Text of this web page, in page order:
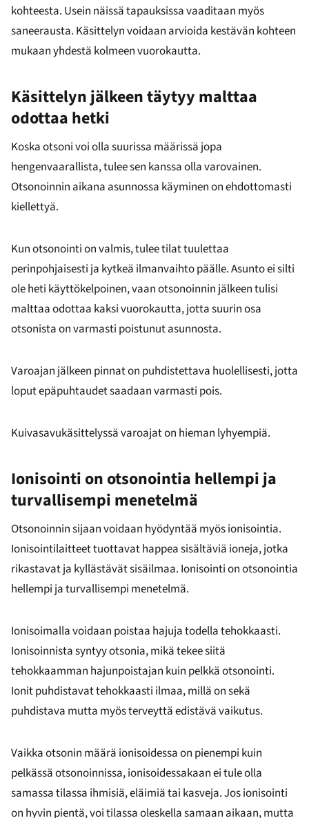
kohteesta. Usein näissä tapauksissa vaaditaan myös
saneerausta. Käsittelyn voidaan arvioida kestävän kohteen
mukaan yhdestä kolmeen vuorokautta.
Käsittelyn jälkeen täytyy malttaa
odottaa hetki
Koska otsoni voi olla suurissa määrissä jopa
hengenvaarallista, tulee sen kanssa olla varovainen.
Otsonoinnin aikana asunnossa käyminen on ehdottomasti
kiellettyä.
Kun otsonointi on valmis, tulee tilat tuulettaa
perinpohjaisesti ja kytkeä ilmanvaihto päälle. Asunto ei silti
ole heti käyttökelpoinen, vaan otsonoinnin jälkeen tulisi
malttaa odottaa kaksi vuorokautta, jotta suurin osa
otsonista on varmasti poistunut asunnosta.
Varoajan jälkeen pinnat on puhdistettava huolellisesti, jotta
loput epäpuhtaudet saadaan varmasti pois.
Kuivasavukäsittelyssä varoajat on hieman lyhyempiä.
Ionisointi on otsonointia hellempi ja
turvallisempi menetelmä
Otsonoinnin sijaan voidaan hyödyntää myös ionisointia.
Ionisointilaitteet tuottavat happea sisältäviä ioneja, jotka
rikastavat ja kyllästävät sisäilmaa. Ionisointi on otsonointia
hellempi ja turvallisempi menetelmä.
Ionisoimalla voidaan poistaa hajuja todella tehokkaasti.
Ionisoinnista syntyy otsonia, mikä tekee siitä
tehokkaamman hajunpoistajan kuin pelkkä otsonointi.
Ionit puhdistavat tehokkaasti ilmaa, millä on sekä
puhdistava mutta myös terveyttä edistävä vaikutus.
Vaikka otsonin määrä ionisoidessa on pienempi kuin
pelkässä otsonoinnissa, ionisoidessakaan ei tule olla
samassa tilassa ihmisiä, eläimiä tai kasveja. Jos ionisointi
on hyvin pientä, voi tilassa oleskella samaan aikaan, mutta